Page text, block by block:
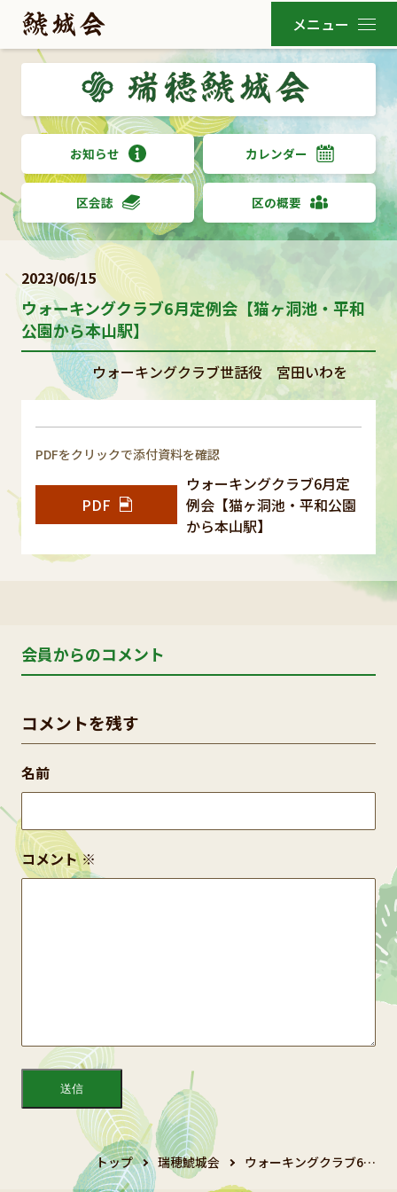
お知らせ カレンダー
区会誌 区の概要
2023/06/15
ウォーキングクラブ6月定例会【猫ヶ洞池・平和
公園から本山駅】
ウォーキングクラブ世話役 宮田いわを
PDFをクリックで添付資料を確認
PDF
ウォーキングクラブ6月定
例会【猫ヶ洞池・平和公園
から本山駅】
会員からのコメント
コメントを残す
コメント※
名前
トップ 瑞穂鯱城会 ウォーキングクラブ6…